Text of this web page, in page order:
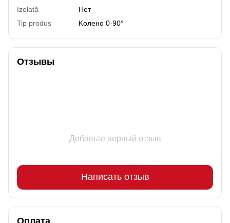
Izolată
Нет
Tip produs
Kолено 0-90°
Отзывы
Добавьте первый отзыв
Написать отзыв
Оплата